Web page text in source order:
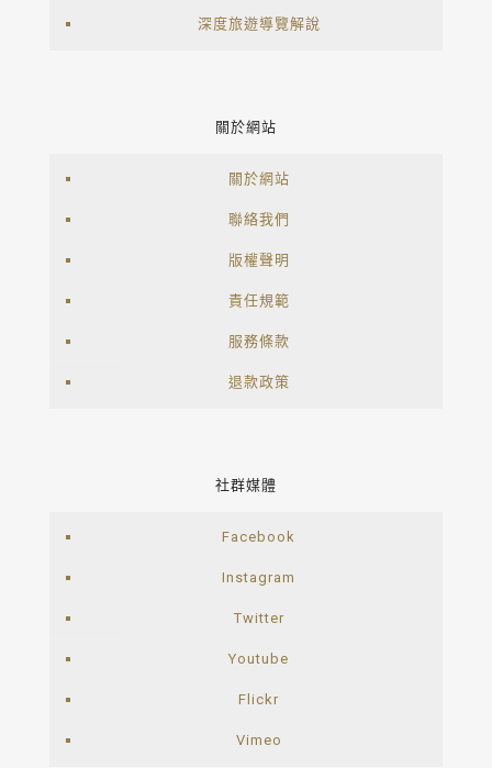
深度旅遊導覽解說
關於網站
關於網站
聯絡我們
版權聲明
責任規範
服務條款
退款政策
社群媒體
Facebook
Instagram
Twitter
Youtube
Flickr
Vimeo